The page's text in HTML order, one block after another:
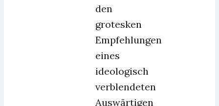
den
grotesken
Empfehlungen
eines
ideologisch
verblendeten
Auswärtigen